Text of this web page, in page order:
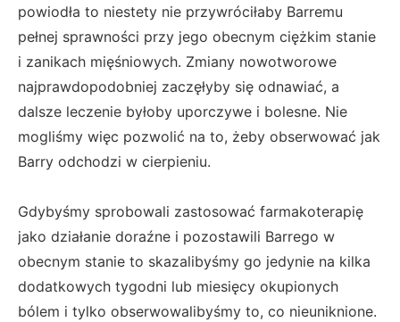
powiodła to niestety nie przywróciłaby Barremu
pełnej sprawności przy jego obecnym ciężkim stanie
i zanikach mięśniowych. Zmiany nowotworowe
najprawdopodobniej zaczęłyby się odnawiać, a
dalsze leczenie byłoby uporczywe i bolesne. Nie
mogliśmy więc pozwolić na to, żeby obserwować jak
Barry odchodzi w cierpieniu.
Gdybyśmy sprobowali zastosować farmakoterapię
jako działanie doraźne i pozostawili Barrego w
obecnym stanie to skazalibyśmy go jedynie na kilka
dodatkowych tygodni lub miesięcy okupionych
bólem i tylko obserwowalibyśmy to, co nieuniknione.